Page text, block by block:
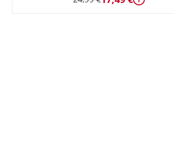
Détails